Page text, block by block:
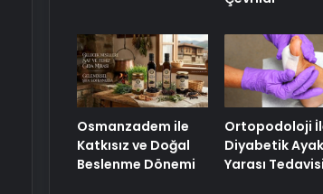
Osmanzadem ile
Katkısız ve Doğal
Beslenme Dönemi
Ortopodoloji
Diyabetik Ayak
Yarası Tedavisi